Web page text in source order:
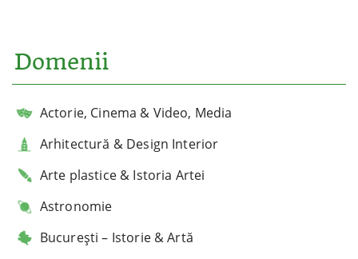
Domenii
Actorie, Cinema & Video, Media
Arhitectură & Design Interior
Arte plastice & Istoria Artei
Astronomie
București – Istorie & Artă